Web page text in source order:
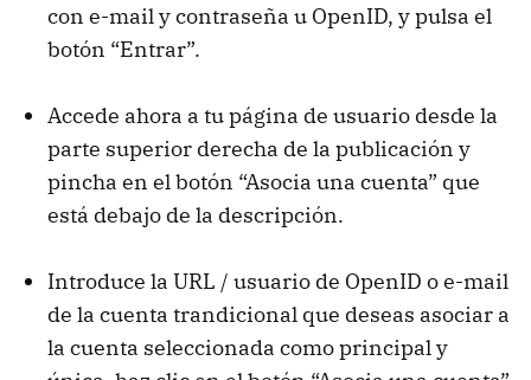
con e-mail y contraseña u OpenID, y pulsa el
botón “Entrar”.
Accede ahora a tu página de usuario desde la
parte superior derecha de la publicación y
pincha en el botón “Asocia una cuenta” que
está debajo de la descripción.
Introduce la URL / usuario de OpenID o e-mail
de la cuenta trandicional que deseas asociar a
la cuenta seleccionada como principal y